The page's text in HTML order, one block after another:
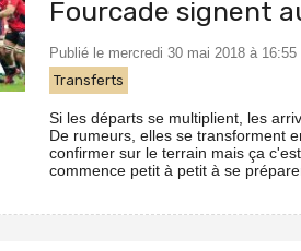
Fourcade signent
Publié le mercredi 30 mai 2018 à 16:55
Transferts
Si les départs se multiplient, les
De rumeurs, elles se transforment
confirmer sur le terrain mais ça
commence petit à petit à se